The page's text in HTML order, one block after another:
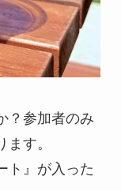
？参加者のみ
す。
ト』が入った